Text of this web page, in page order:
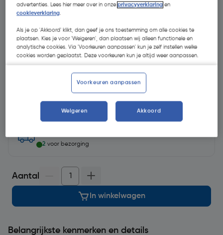
€ 6,75| Excl. btw € 5,58€ 23,28/L
Selecteer winkel - Bekijk voorraadniveaus en haal binnen 10
Selecteer vestiging
2 voor bezorging
Aantal
In winkelwagen
Belangrijkste kenmerken en details
advertenties. Lees hier meer over in onzeprivacyverklaring en
cookieverklaring.
Als je op 'Akkoord' klikt, dan geef je ons toestemming om alle cookies te
plaatsen. Kies je voor 'Weigeren', dan plaatsen wij alleen functionele en
analytische cookies. Via 'Voorkeuren aanpassen' kun je zelf instellen welke
cookies worden geplaatst. Deze voorkeuren kun je altijd weer aanpassen.
Voorkeuren aanpassen
Weigeren Akkoord